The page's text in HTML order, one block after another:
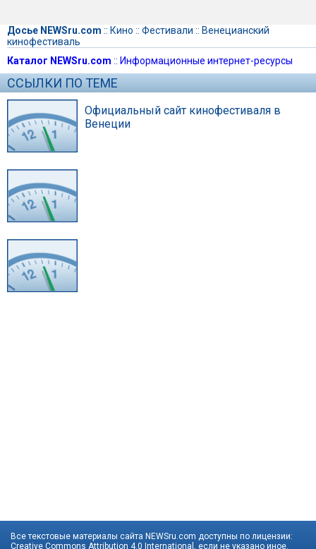
Досье NEWSru.com :: Кино :: Фестивали :: Венецианский
кинофестиваль
Каталог NEWSru.com :: Информационные интернет-ресурсы
ССЫЛКИ ПО ТЕМЕ
Официальный сайт кинофестиваля в
Венеции
Все текстовые материалы сайта NEWSru.com доступны по лицензии:
Creative Commons Attribution 4.0 International , если не указано иное.